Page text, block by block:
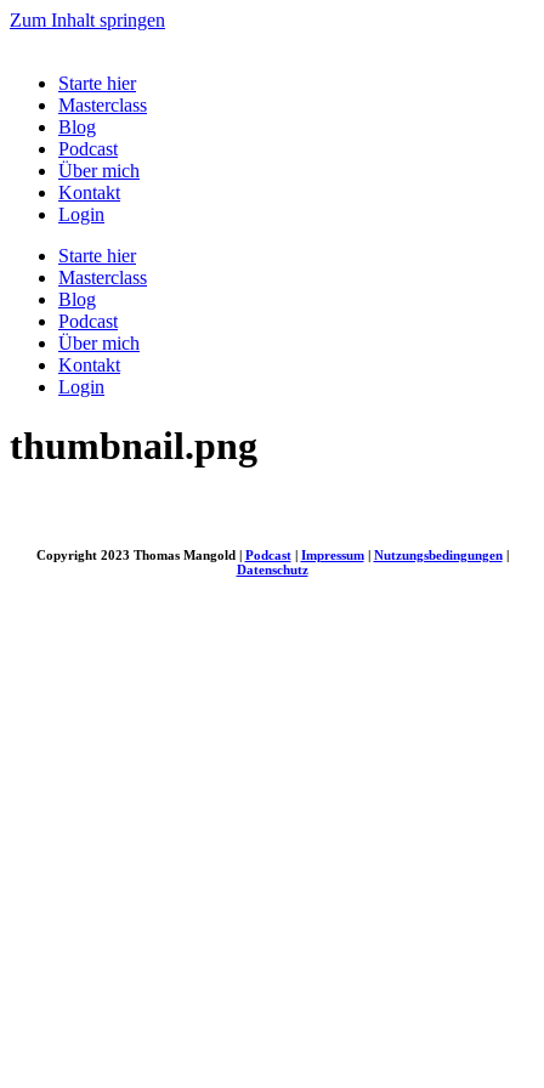
Zum Inhalt springen
Starte hier
Masterclass
Blog
Podcast
Über mich
Kontakt
Login
Starte hier
Masterclass
Blog
Podcast
Über mich
Kontakt
Login
thumbnail.png
Copyright 2023 Thomas Mangold | Podcast| Impressum| Nutzungsbedingungen|
Datenschutz